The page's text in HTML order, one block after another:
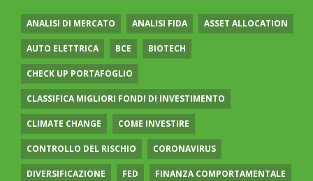
ANALISI DI MERCATO ANALISI FIDA ASSET ALLOCATION
AUTO ELETTRICA BCE BIOTECH
CHECK UP PORTAFOGLIO
CLASSIFICA MIGLIORI FONDI DI INVESTIMENTO
CLIMATE CHANGE COME INVESTIRE
CONTROLLO DEL RISCHIO CORONAVIRUS
DIVERSIFICAZIONE FED FINANZA COMPORTAMENTALE